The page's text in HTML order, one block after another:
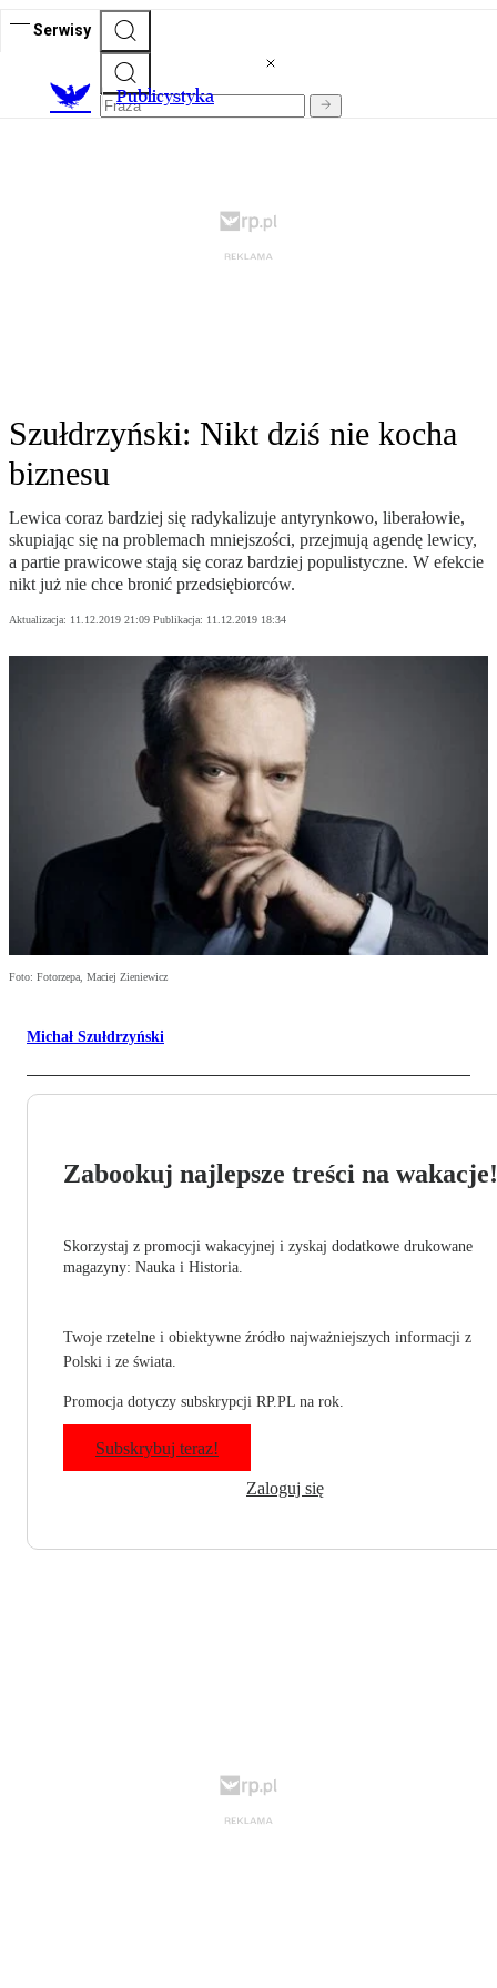
Serwisy
Publicystyka
Szułdrzyński: Nikt dziś nie kocha
biznesu
Lewica coraz bardziej się radykalizuje antyrynkowo, liberałowie,
skupiając się na problemach mniejszości, przejmują agendę lewicy,
a partie prawicowe stają się coraz bardziej populistyczne. W efekcie
nikt już nie chce bronić przedsiębiorców.
Aktualizacja: 11.12.2019 21:09 Publikacja: 11.12.2019 18:34
Foto: Fotorzepa, Maciej Zieniewicz
Michał Szułdrzyński
Zabookuj najlepsze treści na wakacje!
Skorzystaj z promocji wakacyjnej i zyskaj dodatkowe drukowane
magazyny: Nauka i Historia.
Twoje rzetelne i obiektywne źródło najważniejszych informacji z
Polski i ze świata.
Promocja dotyczy subskrypcji RP.PL na rok.
Subskrybuj teraz!
Zaloguj się